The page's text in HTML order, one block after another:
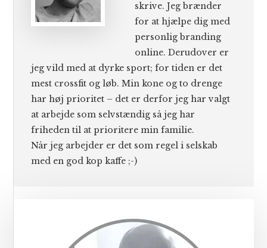
skrive. Jeg brænder
for at hjælpe dig med
personlig branding
online. Derudover er
jeg vild med at dyrke sport; for tiden er det
mest crossfit og løb. Min kone og to drenge
har høj prioritet – det er derfor jeg har valgt
at arbejde som selvstændig så jeg har
friheden til at prioritere min familie.
Når jeg arbejder er det som regel i selskab
med en god kop kaffe ;-)